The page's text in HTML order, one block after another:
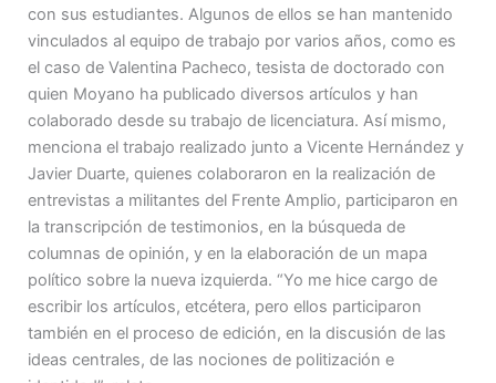
con sus estudiantes. Algunos de ellos se han mantenido
vinculados al equipo de trabajo por varios años, como es
el caso de Valentina Pacheco, tesista de doctorado con
quien Moyano ha publicado diversos artículos y han
colaborado desde su trabajo de licenciatura. Así mismo,
menciona el trabajo realizado junto a Vicente Hernández y
Javier Duarte, quienes colaboraron en la realización de
entrevistas a militantes del Frente Amplio, participaron en
la transcripción de testimonios, en la búsqueda de
columnas de opinión, y en la elaboración de un mapa
político sobre la nueva izquierda. “Yo me hice cargo de
escribir los artículos, etcétera, pero ellos participaron
también en el proceso de edición, en la discusión de las
ideas centrales, de las nociones de politización e